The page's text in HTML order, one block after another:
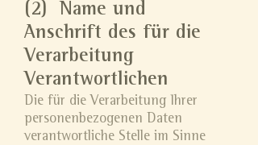
(2) Name und
Anschrift des für die
Verarbeitung
Verantwortlichen
Die für die Verarbeitung Ihrer
personenbezogenen Daten
verantwortliche Stelle im Sinne